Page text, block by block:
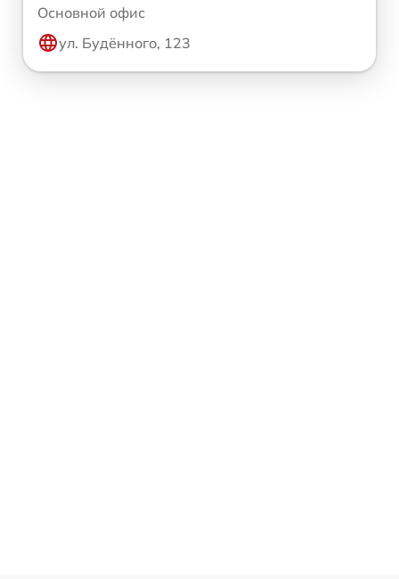
Основной офис
ул. Будённого, 123